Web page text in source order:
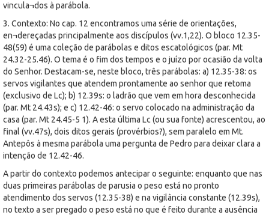
vincula¬dos à parábola.
3. Contexto: No cap. 12 encontramos uma série de orientações,
en¬dereçadas principalmente aos discípulos (vv.1,22). O bloco 12.35-
48(59) é uma coleção de parábolas e ditos escatológicos (par. Mt
24.32-25.46). O tema é o fim dos tempos e o juízo por ocasião da volta
do Senhor. Destacam-se, neste bloco, três parábolas: a) 12.35-38: os
servos vigilantes que atendem prontamente ao senhor que retoma
(exclusivo de Lc); b) 12.39s: o ladrão que vem em hora desconhecida
(par. Mt 24.43s); e c) 12.42-46: o servo colocado na administração da
casa (par. Mt 24.45-5 1). A esta última Lc (ou sua fonte) acrescentou, ao
final (vv.47s), dois ditos gerais (provérbios?), sem paralelo em Mt.
Antepôs à mesma parábola uma pergunta de Pedro para deixar clara a
intenção de 12.42-46.
A partir do contexto podemos antecipar o seguinte: enquanto que nas
duas primeiras parábolas de parusia o peso está no pronto
atendimento dos servos (12.35-38) e na vigilância constante (12.39s),
no texto a ser pregado o peso está no que é feito durante a ausência